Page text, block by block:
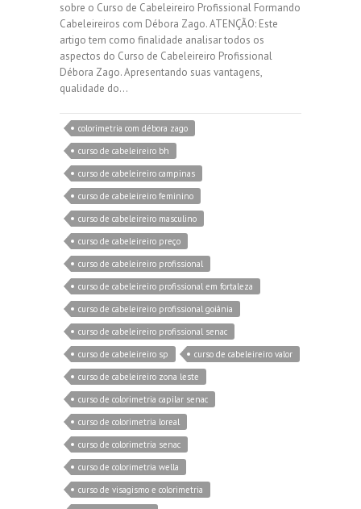
sobre o Curso de Cabeleireiro Profissional Formando
Cabeleireiros com Débora Zago. ATENÇÃO: Este
artigo tem como finalidade analisar todos os
aspectos do Curso de Cabeleireiro Profissional
Débora Zago. Apresentando suas vantagens,
qualidade do…
colorimetria com débora zago
curso de cabeleireiro bh
curso de cabeleireiro campinas
curso de cabeleireiro feminino
curso de cabeleireiro masculino
curso de cabeleireiro preço
curso de cabeleireiro profissional
curso de cabeleireiro profissional em fortaleza
curso de cabeleireiro profissional goiânia
curso de cabeleireiro profissional senac
curso de cabeleireiro sp
curso de cabeleireiro valor
curso de cabeleireiro zona leste
curso de colorimetria capilar senac
curso de colorimetria loreal
curso de colorimetria senac
curso de colorimetria wella
curso de visagismo e colorimetria